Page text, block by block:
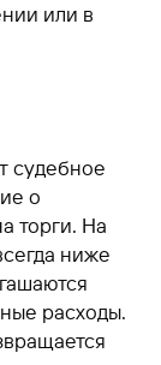
или в
судебное
о
торги. На
ниже
расходы.